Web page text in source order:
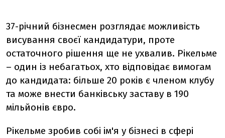
37-річний бізнесмен розглядає можливість
висування своєї кандидатури, проте
остаточного рішення ще не ухвалив. Рікельме
– один із небагатьох, хто відповідає вимогам
до кандидата: більше 20 років є членом клубу
та може внести банківську заставу в 190
мільйонів євро.
Рікельме зробив собі ім'я у бізнесі в сфері